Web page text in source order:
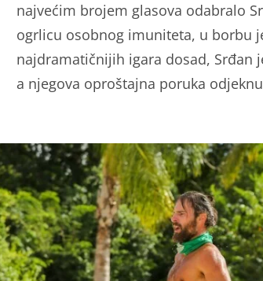
najvećim brojem glasova odabralo
ogrlicu osobnog imuniteta, u borbu
najdramatičnijih igara dosad, Srđan
a njegova oproštajna poruka